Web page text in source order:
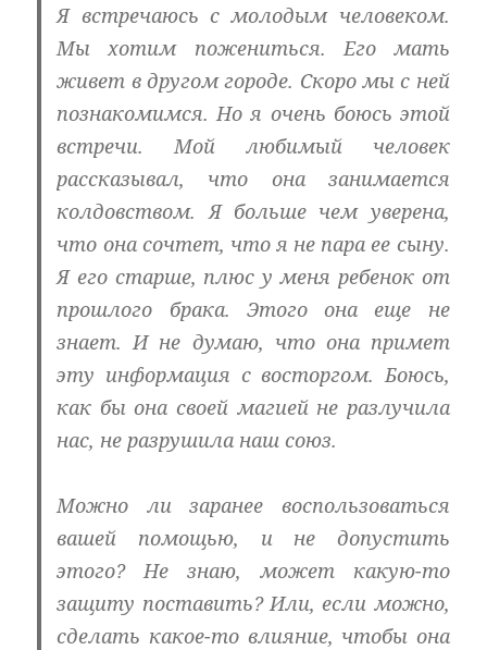
Я встречаюсь с молодым человеком.
Мы хотим пожениться. Его мать
живет в другом городе. Скоро мы с ней
познакомимся. Но я очень боюсь этой
встречи. Мой любимый человек
рассказывал, что она занимается
колдовством. Я больше чем уверена,
что она сочтет, что я не пара ее сыну.
Я его старше, плюс у меня ребенок от
прошлого брака. Этого она еще не
знает. И не думаю, что она примет
эту информация с восторгом. Боюсь,
как бы она своей магией не разлучила
нас, не разрушила наш союз.
Можно ли заранее воспользоваться
вашей помощью, и не допустить
этого? Не знаю, может какую-то
защиту поставить? Или, если можно,
сделать какое-то влияние, чтобы она